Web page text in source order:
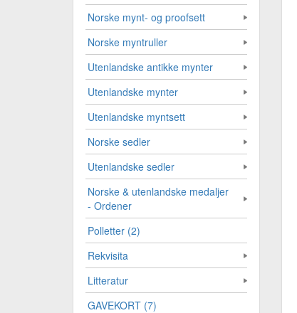
Norske mynt- og proofsett
Norske myntruller
Utenlandske antikke mynter
Utenlandske mynter
Utenlandske myntsett
Norske sedler
Utenlandske sedler
Norske & utenlandske medaljer
- Ordener
Polletter (2)
Rekvisita
Litteratur
GAVEKORT (7)